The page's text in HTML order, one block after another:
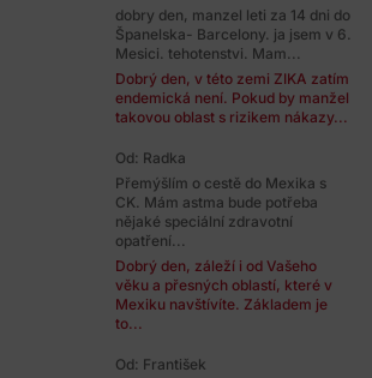
dobry den, manzel leti za 14 dni do
Španelska- Barcelony. ja jsem v 6.
Mesici. tehotenstvi. Mam...
Dobrý den, v této zemi ZIKA zatím
endemická není. Pokud by manžel
takovou oblast s rizikem nákazy...
Od: Radka
Přemýšlím o cestě do Mexika s
CK. Mám astma bude potřeba
nějaké speciální zdravotní
opatření...
Dobrý den, záleží i od Vašeho
věku a přesných oblastí, které v
Mexiku navštívíte. Základem je
to...
Od: František